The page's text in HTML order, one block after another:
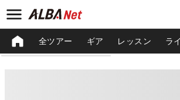
全ツアー ギア レッスン ラ